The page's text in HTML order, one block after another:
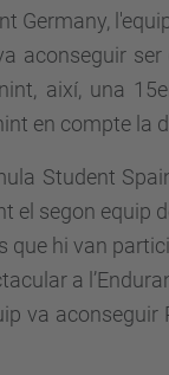
Germany,
aconseguir
així, una
en compte la
Student
el segon equip
que hi van
a
va